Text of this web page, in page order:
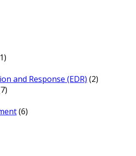
and Response (EDR) (2)
(6)